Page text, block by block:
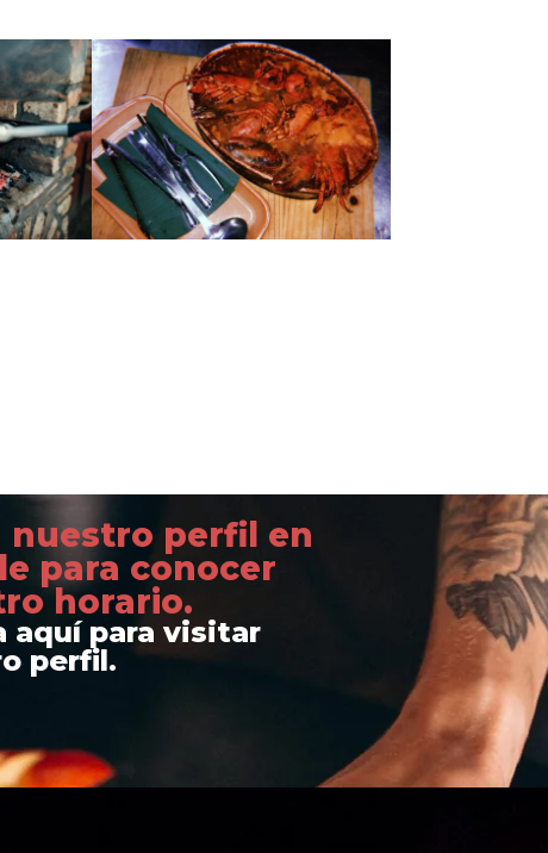
nuestro perfil en
para conocer
horario.
aquí para visitar
perfil.